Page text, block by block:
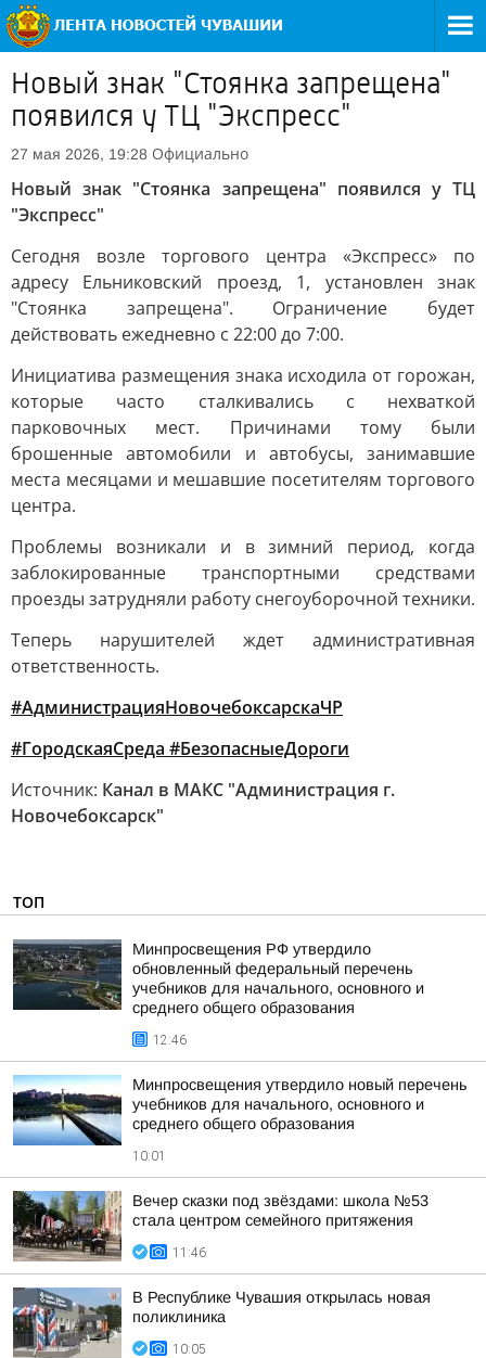
Новый знак "Стоянка запрещена"
появился у ТЦ "Экспресс"
27 мая 2026, 19:28 Официально
Новый знак "Стоянка запрещена" появился у ТЦ
"Экспресс"
Сегодня возле торгового центра «Экспресс» по
адресу Ельниковский проезд, 1, установлен знак
"Стоянка запрещена". Ограничение будет
действовать ежедневно с 22:00 до 7:00.
Инициатива размещения знака исходила от горожан,
которые часто сталкивались с нехваткой
парковочных мест. Причинами тому были
брошенные автомобили и автобусы, занимавшие
места месяцами и мешавшие посетителям торгового
центра.
Проблемы возникали и в зимний период, когда
заблокированные транспортными средствами
проезды затрудняли работу снегоуборочной техники.
Теперь нарушителей ждет административная
ответственность.
#АдминистрацияНовочебоксарскаЧР
#ГородскаяСреда #БезопасныеДороги
Источник: Канал в МАКС "Администрация г.
Новочебоксарск"
ТОП
Минпросвещения РФ утвердило
обновленный федеральный перечень
учебников для начального, основного и
среднего общего образования
12:46
Минпросвещения утвердило новый перечень
учебников для начального, основного и
среднего общего образования
10:01
Вечер сказки под звёздами: школа №53
стала центром семейного притяжения
11:46
В Республике Чувашия открылась новая
поликлиника
10:05